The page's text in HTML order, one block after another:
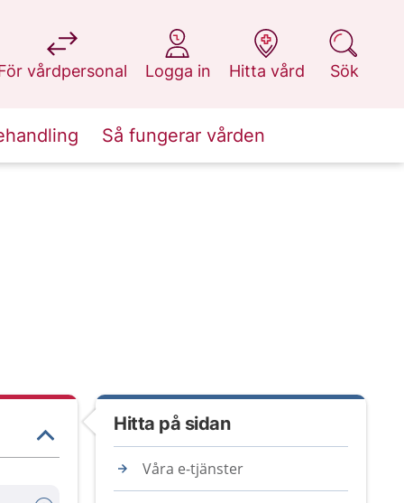
vårdpersonal
på 1177.se
Logga in
på 1177.se
Hitta vård
på 1177.se
Sök
på 1177.se
Så fungerar vården
Hitta på sidan
Våra e-tjänster